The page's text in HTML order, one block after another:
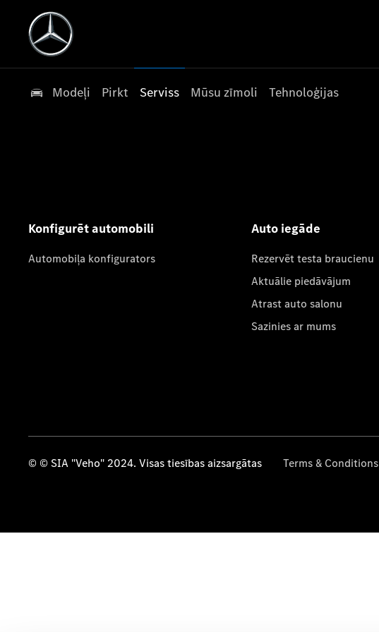
Modeļi Pirkt Serviss Mūsu zīmoli Tehnoloģijas
Konfigurēt automobili
Automobiļa konfigurators
Auto iegāde
Rezervēt testa braucienu
Aktuālie piedāvājum
Atrast auto salonu
Sazinies ar mums
© © SIA "Veho" 2024. Visas tiesības aizsargātas Terms & Conditions